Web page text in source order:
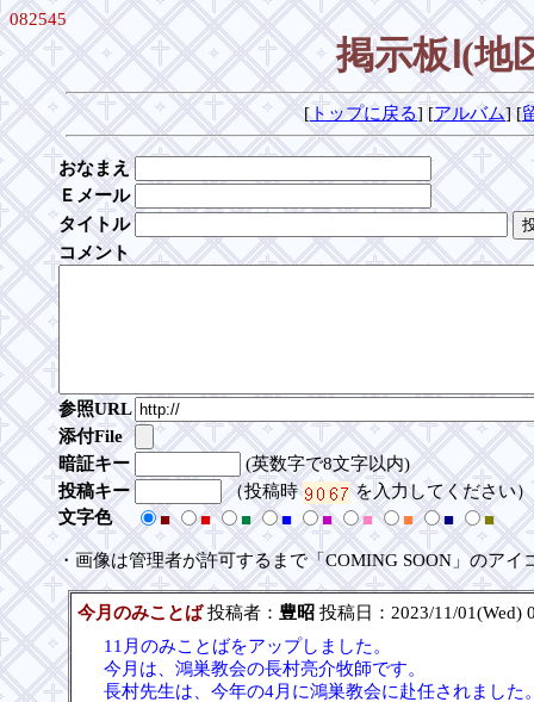
082545
掲示板Ⅰ(地
[トップに戻る] [アルバム] [
おなまえ
Ｅメール
タイトル
コメント
参照URL
添付File
暗証キー
(英数字で8文字以内)
投稿キー
（投稿時
を入力してください）
文字色
■ ■ ■ ■ ■ ■ ■ ■ ■
・画像は管理者が許可するまで「COMING SOON」のアイ
今月のみことば投稿者： 豊昭投稿日：2023/11/01(Wed)
11月のみことばをアップしました。
今月は、鴻巣教会の長村亮介牧師です。
長村先生は、今年の4月に鴻巣教会に赴任されました